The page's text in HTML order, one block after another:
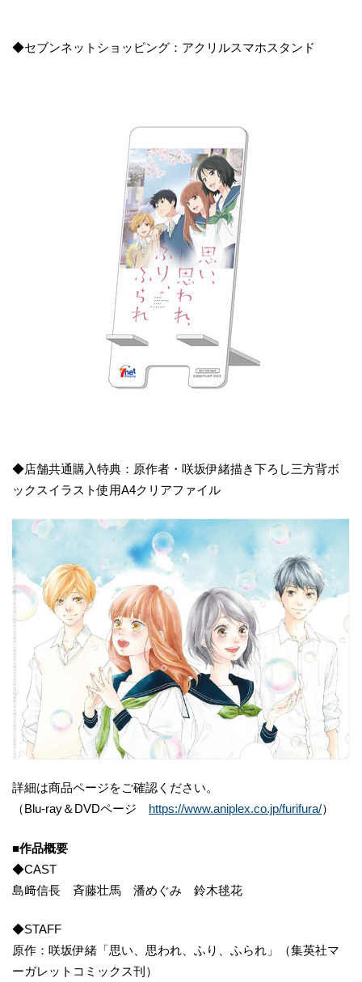
◆セブンネットショッピング：アクリルスマホスタンド
◆店舗共通購入特典：原作者・咲坂伊緒描き下ろし三方背ボ
ックスイラスト使用A4クリアファイル
詳細は商品ページをご確認ください。
（Blu-ray＆DVDページ https://www.aniplex.co.jp/furifura/）
■作品概要
◆CAST
島﨑信長 斉藤壮馬 潘めぐみ 鈴木毬花
◆STAFF
原作：咲坂伊緒「思い、思われ、ふり、ふられ」（集英社マ
ーガレットコミックス刊）